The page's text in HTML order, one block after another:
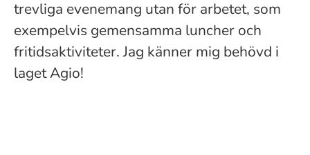
trevliga evenemang utan för arbetet, som
exempelvis gemensamma luncher och
fritidsaktiviteter. Jag känner mig behövd i
laget Agio!